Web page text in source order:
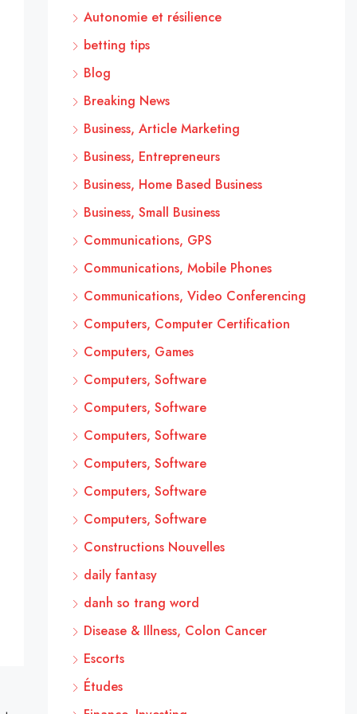
Autonomie et résilience
betting tips
Blog
Breaking News
Business, Article Marketing
Business, Entrepreneurs
Business, Home Based Business
Business, Small Business
Communications, GPS
Communications, Mobile Phones
Communications, Video Conferencing
Computers, Computer Certification
Computers, Games
Computers, Software
Computers, Software
Computers, Software
Computers, Software
Computers, Software
Computers, Software
Constructions Nouvelles
daily fantasy
danh so trang word
Disease & Illness, Colon Cancer
Escorts
Études